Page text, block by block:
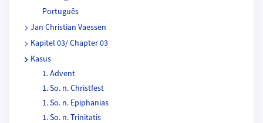
Português
Jan Christian Vaessen
Kapitel 03/ Chapter 03
Kasus
1. Advent
1. So. n. Christfest
1. So. n. Epiphanias
1. So. n. Trinitatis